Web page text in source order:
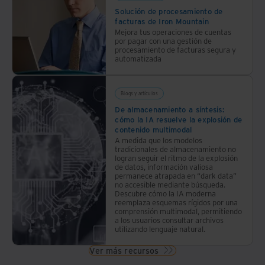
digital
cómo
construir
una
base
sólida
para
éxito.
de
documentos.
Solución de procesamiento de
facturas de Iron Mountain
Mejora tus operaciones de cuentas
por pagar con una gestión de
procesamiento de facturas segura y
automatizada
Blogs y artículos
De almacenamiento a síntesis:
cómo la IA resuelve la explosión de
contenido multimodal
A medida que los modelos
tradicionales de almacenamiento no
logran seguir el ritmo de la explosión
de datos, información valiosa
permanece atrapada en “dark data”
no accesible mediante búsqueda.
Descubre cómo la IA moderna
reemplaza esquemas rígidos por una
comprensión multimodal, permitiendo
a los usuarios consultar archivos
utilizando lenguaje natural.
Ver más recursos